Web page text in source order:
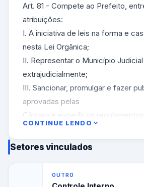
Art. 81 - Compete ao Prefeito,
atribuições:
I. A iniciativa de leis na forma e
nesta Lei Orgânica;
II. Representar o Município
extrajudicialmente;
III. Sancionar, promulgar e fazer
aprovadas pelas
Câmara e expedir os
execução;
IV. Vetar, no todo ou em parte, os
V. Decretar nos termos da lei, a
CONTINUE LENDO
Setores vinculados
OUTRO